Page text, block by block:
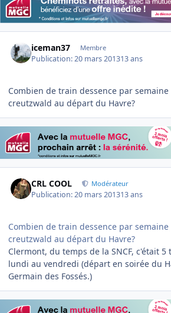
iceman37 Membre
Publication:20 mars 201313 ans
Combien de train dessence par
creutzwald au départ du Havre?
CRL COOL Modérateur
Publication:20 mars 201313 ans
Combien de train dessence par
creutzwald au départ du Havre?
Clermont, du temps de la SNCF, c'était
lundi au vendredi (départ en soirée du
Germain des Fossés.)